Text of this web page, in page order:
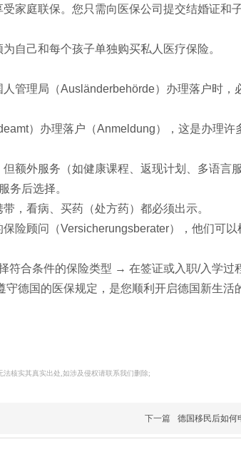
家庭联保。您只需向医保公司提交结婚证和
自己和每个孩子单独购买私人医疗保险。
管理局（Ausländerbehörde）办理落户时，
）办理落户（Anmeldung），这是办理许
额外服务（如健康课程、返现计划、多语言
务后选择。
，看病、买药（处方药）都必须出示。
险顾问（Versicherungsberater），他们可以
符合条件的保险类型 → 在签证或入职/入学过
德国的医保规定，是您顺利开启德国新生活
核实其真实出处,如涉及侵权请联系我们删除;
下一篇 德国移民后如何